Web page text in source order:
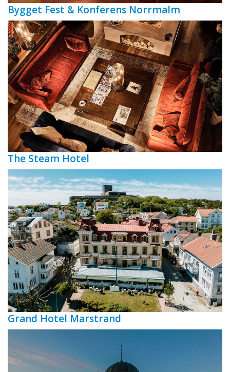
Bygget Fest & Konferens Norrmalm
The Steam Hotel
Grand Hotel Marstrand